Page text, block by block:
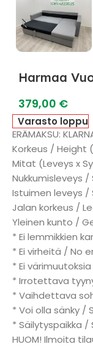
Harmaa
379,00 €
Varasto loppu
ERÄMAKSU:
Korkeus / Height
Mitat (Leveys x
Nukkumisleveys /
Istuimen leveys
Jalan korkeus /
Yleinen kunto /
* Ei lemmikkien
* Ei virheitä / No
* Ei
* Irrotettava
* Vaihdettava
* Voi olla sänky /
* Säilytyspaikka
HUOM! Ilmoita